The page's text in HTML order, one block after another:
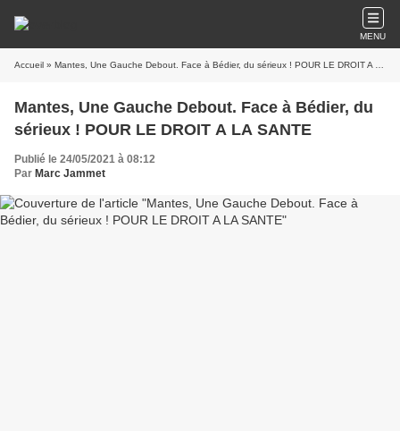
MENU
Accueil » Mantes, Une Gauche Debout. Face à Bédier, du sérieux ! POUR LE DROIT A LA SANTE
Mantes, Une Gauche Debout. Face à Bédier, du
sérieux ! POUR LE DROIT A LA SANTE
Publié le 24/05/2021 à 08:12
Par Marc Jammet